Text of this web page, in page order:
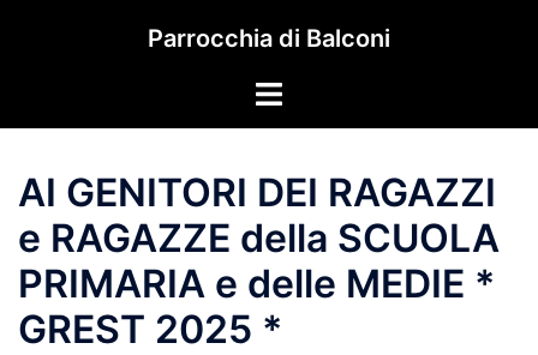
Parrocchia di Balconi
Mostra/Nascondi
AI GENITORI DEI RAGAZZI
e RAGAZZE della SCUOLA
PRIMARIA e delle MEDIE *
GREST 2025 *